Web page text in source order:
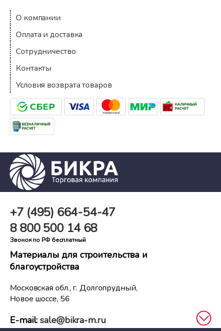
О компании
Оплата и доставка
Сотрудничество
Контакты
Условия возврата товаров
+7 (495) 664-54-47
8 800500 14 68
Звонок по РФ бесплатный
Материалы для строительства и
благоустройства
Московская обл., г. Долгопрудный,
Новое шоссе, 56
E-mail:sale@bikra-m.ru